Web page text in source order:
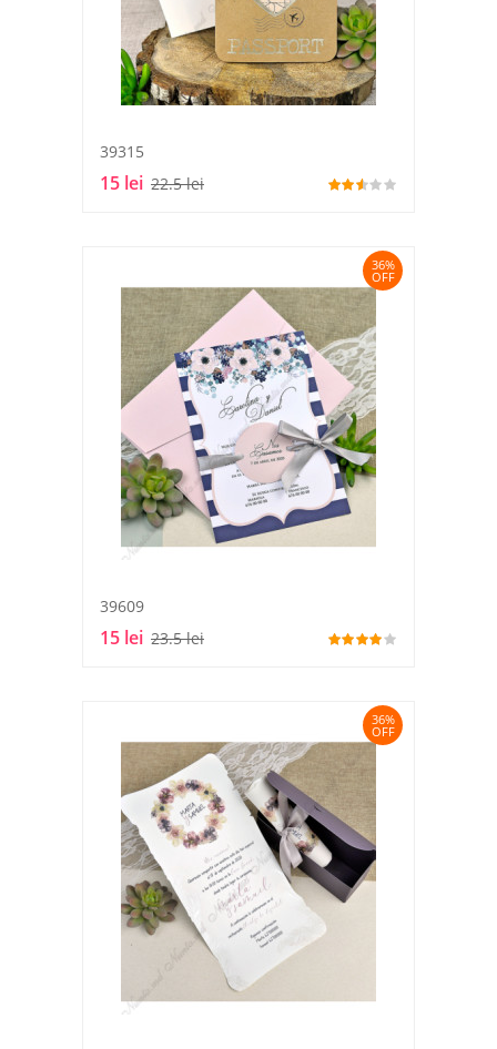
39315
15 lei 22.5 lei
36%
OFF
39609
15 lei 23.5 lei
36%
OFF